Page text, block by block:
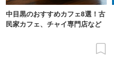
中目黒のおすすめカフェ8選！古
民家カフェ、チャイ専門店など